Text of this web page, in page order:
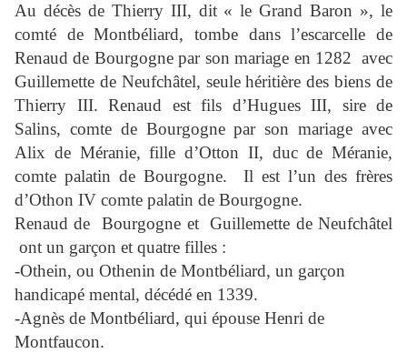
Au décès de Thierry III, dit « le Grand Baron », le
comté de Montbéliard, tombe dans l’escarcelle de
Renaud de Bourgogne par son mariage en 1282 avec
Guillemette de Neufchâtel, seule héritière des biens de
Thierry III. Renaud est fils d’Hugues III, sire de
Salins, comte de Bourgogne par son mariage avec
Alix de Méranie, fille d’Otton II, duc de Méranie,
comte palatin de Bourgogne.
Il est l’un des frères
d’Othon IV comte palatin de Bourgogne.
Renaud de
Bourgogne et Guillemette de Neufchâtel
ont un garçon et quatre filles :
-Othein, ou Othenin de Montbéliard, un garçon
handicapé mental, décédé en 1339.
-Agnès de Montbéliard, qui épouse Henri de
Montfaucon.